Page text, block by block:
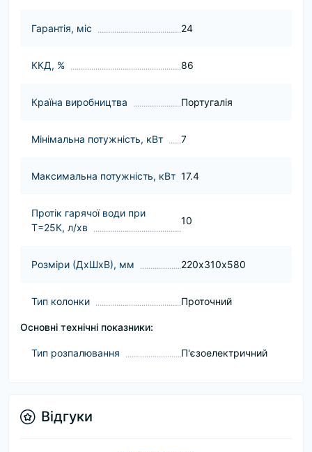
Гарантія, міс 24
ККД, % 86
Країна виробництва Португалія
Мінімальна потужність, кВт 7
Максимальна потужність, кВт 17.4
Протік гарячої води при
Т=25К, л/хв
10
Розміри (ДхШхВ), мм 220х310х580
Тип колонки Проточний
Основні технічні показники:
Тип розпалювання П'єзоелектричний
Відгуки